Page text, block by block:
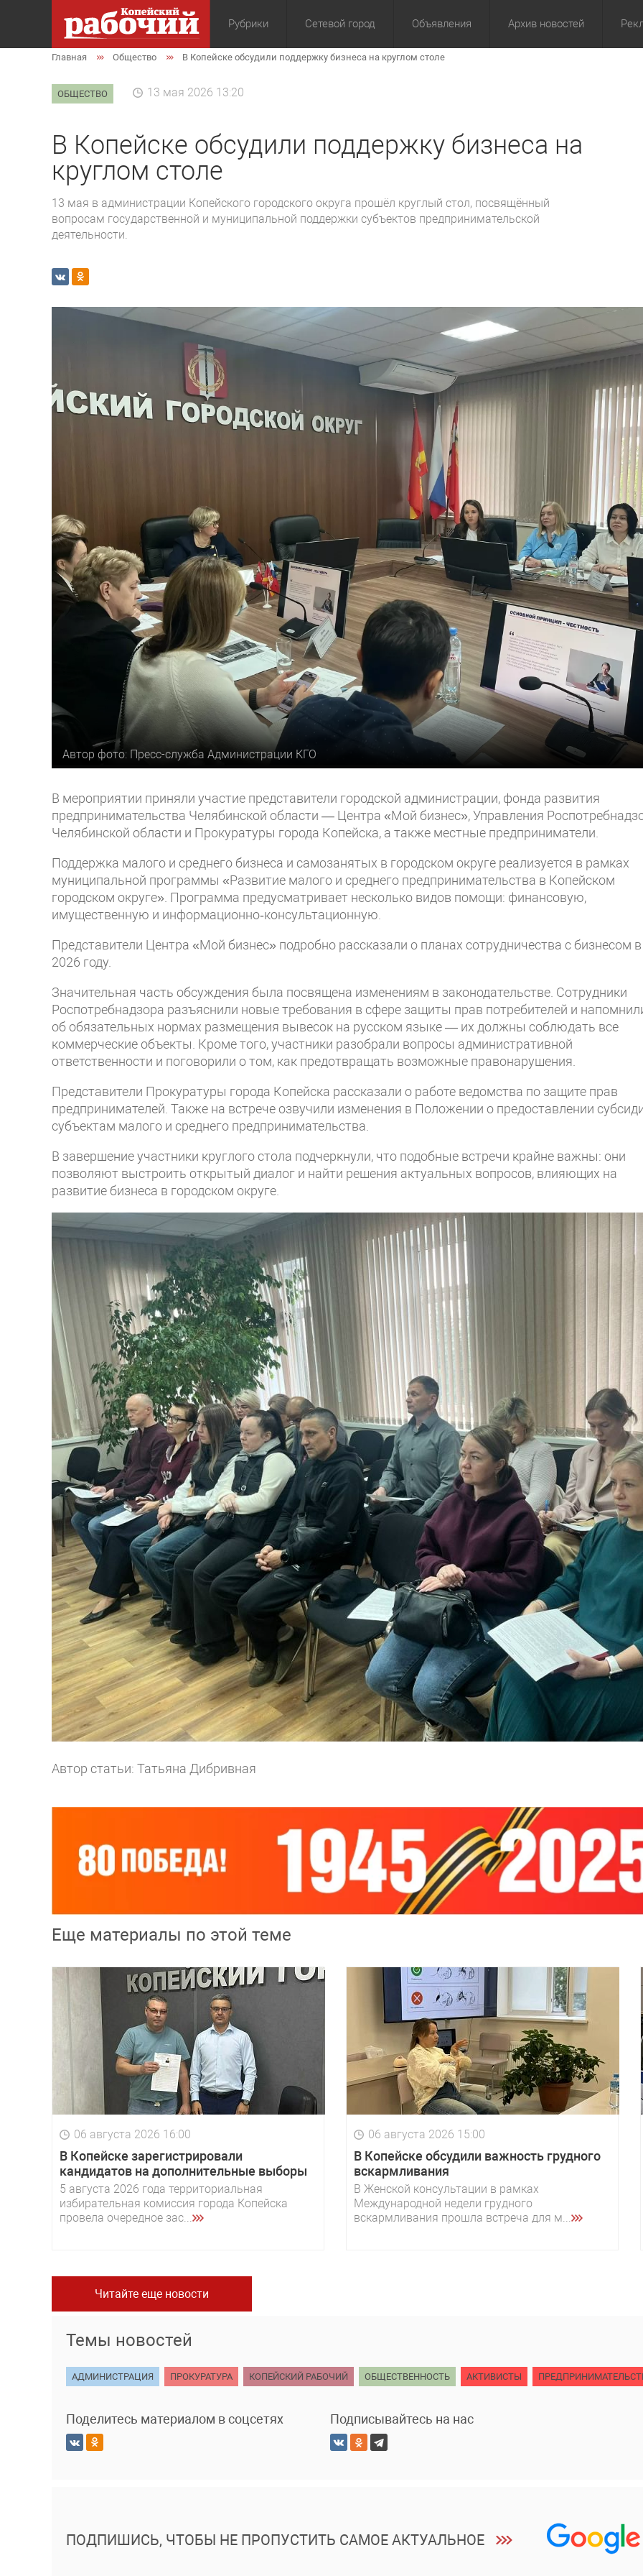
Рубрики
Общество Экономика Культура Политика
Сетевой город Объявления Архив новостей
Главная Общество В Копейске обсудили поддержку бизнеса на круглом столе
ОБЩЕСТВО 13 мая 2026 13:20
В Копейске обсудили поддержку бизнеса на
круглом столе
13 мая в администрации Копейского городского округа прошёл круглый стол, посвящённый
вопросам государственной и муниципальной поддержки субъектов предпринимательской
деятельности.
Автор фото: Пресс-служба Администрации КГО
В мероприятии приняли участие представители городской администрации, фонда развития
предпринимательства Челябинской области — Центра «Мой бизнес», Управления
Челябинской области и Прокуратуры города Копейска, а также местные предприниматели.
Поддержка малого и среднего бизнеса и самозанятых в городском округе реализуется в рамках
муниципальной программы «Развитие малого и среднего предпринимательства в Копейском
городском округе». Программа предусматривает несколько видов помощи: финансовую,
имущественную и информационно‑консультационную.
Представители Центра «Мой бизнес» подробно рассказали о планах сотрудничества с бизнесом в
2026 году.
Значительная часть обсуждения была посвящена изменениям в законодательстве. Сотрудники
Роспотребнадзора разъяснили новые требования в сфере защиты прав потребителей и
об обязательных нормах размещения вывесок на русском языке — их должны соблюдать все
коммерческие объекты. Кроме того, участники разобрали вопросы административной
ответственности и поговорили о том, как предотвращать возможные правонарушения.
Представители Прокуратуры города Копейска рассказали о работе ведомства по защите прав
предпринимателей. Также на встрече озвучили изменения в Положении о предоставлении
субъектам малого и среднего предпринимательства.
В завершение участники круглого стола подчеркнули, что подобные встречи крайне важны: они
позволяют выстроить открытый диалог и найти решения актуальных вопросов, влияющих на
развитие бизнеса в городском округе.
Автор статьи: Татьяна Дибривная
Еще материалы по этой теме
06 августа 2026 16:00
В Копейске зарегистрировали
кандидатов на дополнительные выборы
5 августа 2026 года территориальная
избирательная комиссия города Копейска
провела очередное зас...
06 августа 2026 15:00
В Копейске обсудили важность грудного
вскармливания
В Женской консультации в рамках
Международной недели грудного
вскармливания прошла встреча для м...
Читайте еще новости
Темы новостей
АДМИНИСТРАЦИЯ ПРОКУРАТУРА КОПЕЙСКИЙ РАБОЧИЙ ОБЩЕСТВЕННОСТЬ АКТИВИСТЫ
Поделитесь материалом в соцсетях Подписывайтесь на нас
ПОДПИШИСЬ, ЧТОБЫ НЕ ПРОПУСТИТЬ САМОЕ АКТУАЛЬНОЕ